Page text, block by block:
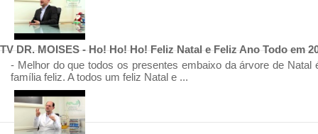
TV DR. MOISES - Ho! Ho! Ho! Feliz Natal e Feliz Ano Todo em
- Melhor do que todos os presentes embaixo da árvore de Natal
família feliz. A todos um feliz Natal e ...